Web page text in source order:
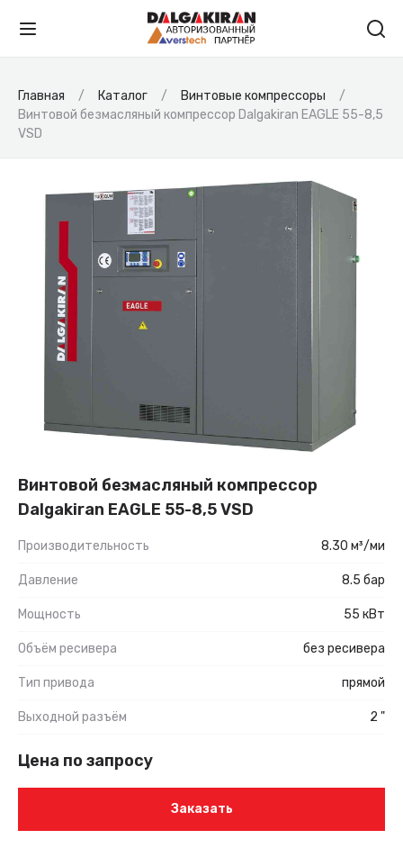
Главная Каталог
Винтовые компрессоры
Винтовой безмасляный компрессор Dalgakiran EAGLE 55-8,5
VSD
Винтовой безмасляный компрессор
Dalgakiran EAGLE 55-8,5 VSD
Производительность 8.30 м³/ми
Давление 8.5 бар
Мощность 55 кВт
Объём ресивера без ресивера
Тип привода прямой
Выходной разъём 2 "
Цена по запросу
Заказать